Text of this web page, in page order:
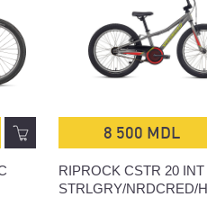
8 500 MDL
RIPROCK CSTR 20 INT
STRLGRY/NRDCRED/